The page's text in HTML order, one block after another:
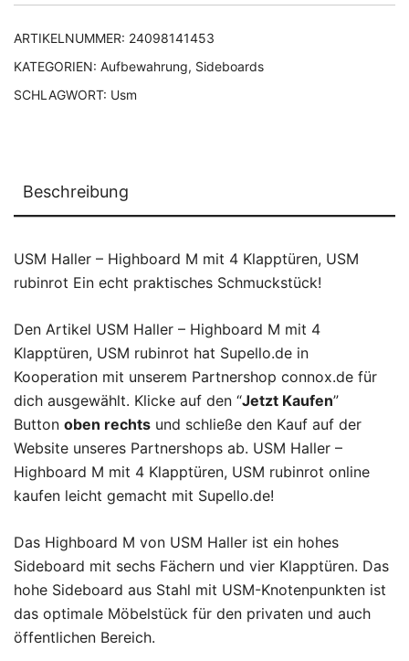
ARTIKELNUMMER: 24098141453
KATEGORIEN: Aufbewahrung, Sideboards
SCHLAGWORT: Usm
Beschreibung
USM Haller – Highboard M mit 4 Klapptüren, USM
rubinrot Ein echt praktisches Schmuckstück!
Den Artikel USM Haller – Highboard M mit 4
Klapptüren, USM rubinrot hat Supello.de in
Kooperation mit unserem Partnershop connox.de für
dich ausgewählt. Klicke auf den “Jetzt Kaufen”
Button oben rechts und schließe den Kauf auf der
Website unseres Partnershops ab. USM Haller –
Highboard M mit 4 Klapptüren, USM rubinrot online
kaufen leicht gemacht mit Supello.de!
Das Highboard M von USM Haller ist ein hohes
Sideboard mit sechs Fächern und vier Klapptüren. Das
hohe Sideboard aus Stahl mit USM-Knotenpunkten ist
das optimale Möbelstück für den privaten und auch
öffentlichen Bereich.